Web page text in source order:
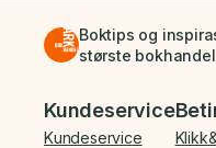
Boktips og
største bokhandel
Bunnmeny
Kundeservice
Kundeservice